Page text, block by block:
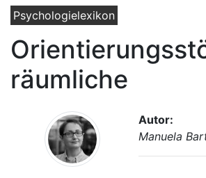
Psychologielexikon
räumliche
Autor:
Manuela